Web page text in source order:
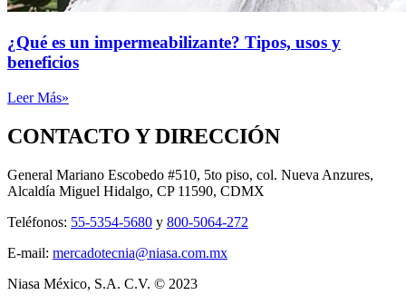
¿Qué es un impermeabilizante? Tipos, usos y
beneficios
Leer Más»
CONTACTO Y DIRECCIÓN
General Mariano Escobedo #510, 5to piso, col. Nueva Anzures,
Alcaldía Miguel Hidalgo, CP 11590, CDMX
Teléfonos: 55-5354-5680 y 800-5064-272
E-mail: mercadotecnia@niasa.com.mx
Niasa México, S.A. C.V. © 2023